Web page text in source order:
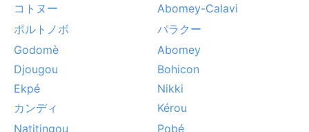
コトヌー
Abomey-Calavi
ポルトノボ
パラクー
Godomè
Abomey
Djougou
Bohicon
Ekpé
Nikki
カンディ
Kérou
Natitingou
Pobé